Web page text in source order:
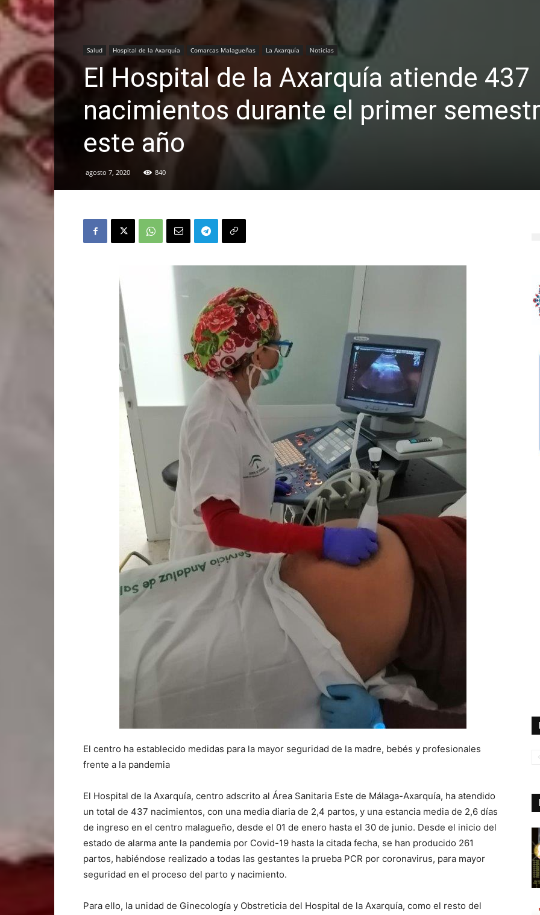
Salud Hospital de la Axarquía Comarcas Malagueñas La Axarquía Noticias
El Hospital de la Axarquía atiende 437
nacimientos durante el primer
este año
agosto 7, 2020 840
El centro ha establecido medidas para la mayor seguridad de la madre, bebés y profesionales
frente a la pandemia
El Hospital de la Axarquía, centro adscrito al Área Sanitaria Este de Málaga-Axarquía, ha atendido
un total de 437 nacimientos, con una media diaria de 2,4 partos, y una estancia media de 2,6 días
de ingreso en el centro malagueño, desde el 01 de enero hasta el 30 de junio. Desde el inicio del
estado de alarma ante la pandemia por Covid-19 hasta la citada fecha, se han producido 261
partos, habiéndose realizado a todas las gestantes la prueba PCR por coronavirus, para mayor
seguridad en el proceso del parto y nacimiento.
Para ello, la unidad de Ginecología y Obstreticia del Hospital de la Axarquía, como el resto del